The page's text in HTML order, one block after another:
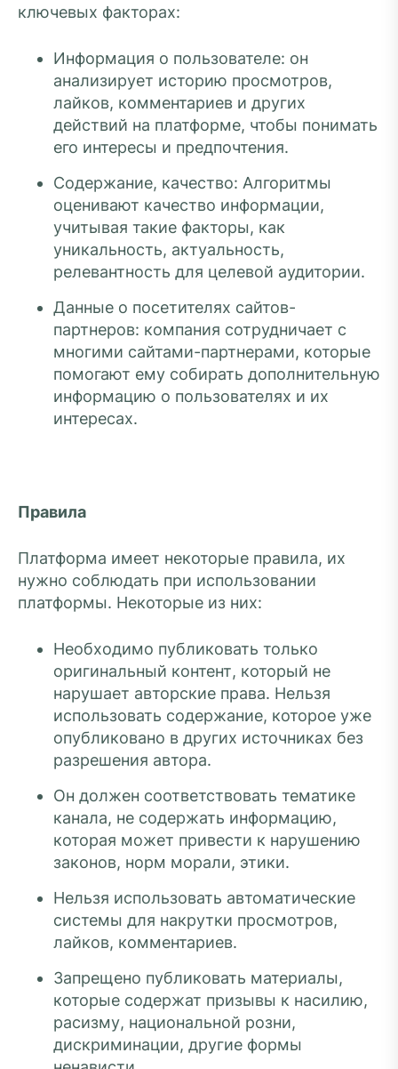
ключевых факторах:
Информация о пользователе: он
анализирует историю просмотров,
лайков, комментариев и других
действий на платформе, чтобы понимать
его интересы и предпочтения.
Содержание, качество: Алгоритмы
оценивают качество информации,
учитывая такие факторы, как
уникальность, актуальность,
релевантность для целевой аудитории.
Данные о посетителях сайтов-
партнеров: компания сотрудничает с
многими сайтами-партнерами, которые
помогают ему собирать дополнительную
информацию о пользователях и их
интересах.
Правила
Платформа имеет некоторые правила, их
нужно соблюдать при использовании
платформы. Некоторые из них:
Необходимо публиковать только
оригинальный контент, который не
нарушает авторские права. Нельзя
использовать содержание, которое уже
опубликовано в других источниках без
разрешения автора.
Он должен соответствовать тематике
канала, не содержать информацию,
которая может привести к нарушению
законов, норм морали, этики.
Нельзя использовать автоматические
системы для накрутки просмотров,
лайков, комментариев.
Запрещено публиковать материалы,
которые содержат призывы к насилию,
расизму, национальной розни,
дискриминации, другие формы